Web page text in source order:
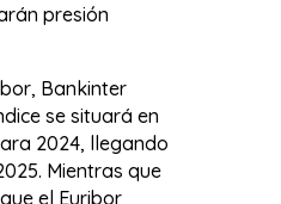
presión
Bankinter
se situará en
2024, llegando
Mientras que
el Euribor